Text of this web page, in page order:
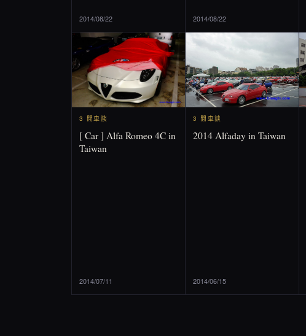
2014/08/22 2014/08/22
3 閒車談
[ Car ] Alfa Romeo 4C in
Taiwan
2014/07/11
3 閒車談
2014 Alfaday in Taiwan
2014/06/15